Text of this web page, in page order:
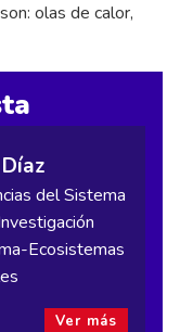
olas de calor,
del Sistema
Ecosistemas
Ver más